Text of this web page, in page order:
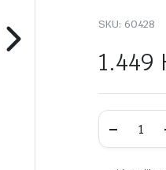
SKU: 60428
1.449
LOQ
15IAX9E